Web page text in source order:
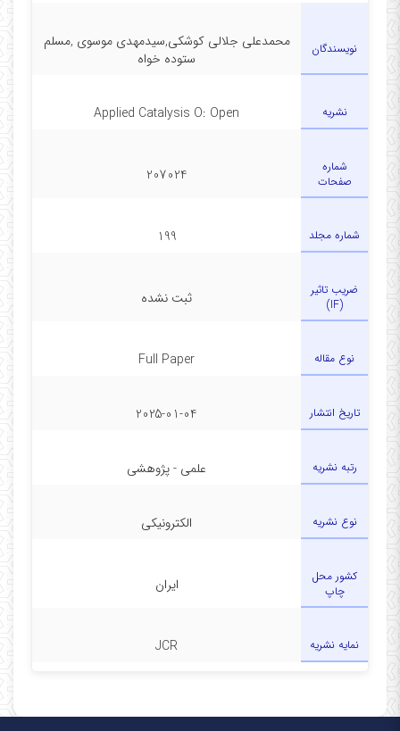
نویسندگان
محمدعلی جلالی کوشکی,سیدمهدی موسوی ,مسلم
ستوده خواه
نشریه Applied Catalysis O: Open
شماره
صفحات
207024
شماره مجلد 199
ضریب تاثیر
(IF)
ثبت نشده
نوع مقاله Full Paper
تاریخ انتشار 2025-01-04
رتبه نشریه علمی - پژوهشی
نوع نشریه الکترونیکی
کشور محل
چاپ
ایران
نمایه نشریه JCR